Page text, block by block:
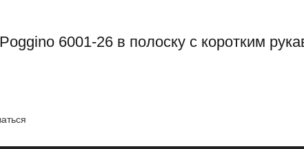
6001-26 в полоску с коротким